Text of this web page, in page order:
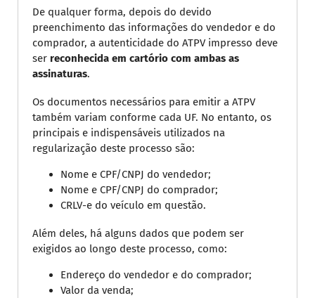
De qualquer forma, depois do devido
preenchimento das informações do vendedor e do
comprador, a autenticidade do ATPV impresso deve
ser reconhecida em cartório com ambas as
assinaturas.
Os documentos necessários para emitir a ATPV
também variam conforme cada UF. No entanto, os
principais e indispensáveis utilizados na
regularização deste processo são:
Nome e CPF/CNPJ do vendedor;
Nome e CPF/CNPJ do comprador;
CRLV-e do veículo em questão.
Além deles, há alguns dados que podem ser
exigidos ao longo deste processo, como:
Endereço do vendedor e do comprador;
Valor da venda;